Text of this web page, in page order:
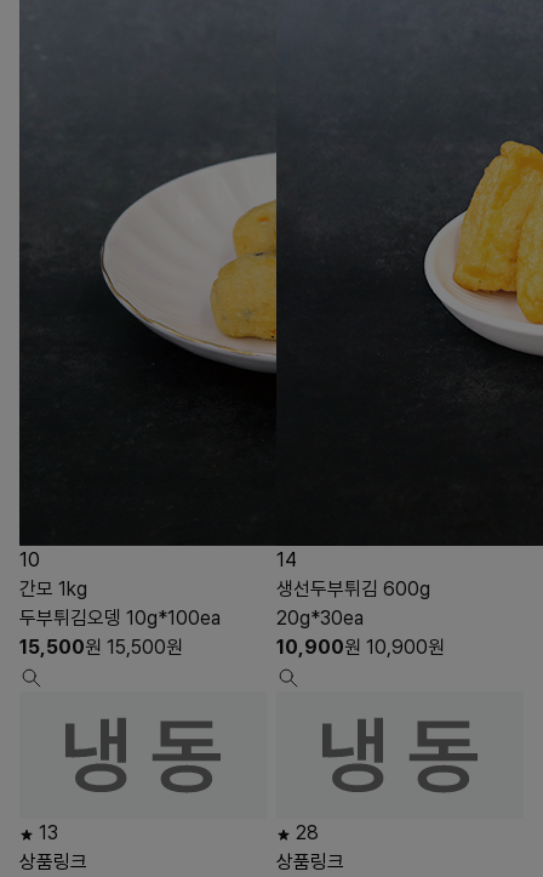
10
간모 1kg
두부튀김오뎅 10g*100ea
15,500원 15,500원
13
상품링크
14
생선두부튀김 600g
20g*30ea
10,900원 10,900원
28
상품링크